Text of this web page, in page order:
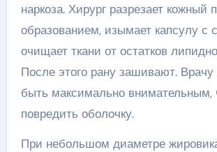
наркоза. Хирург разрезает кожный
образованием, изымает капсулу с
очищает ткани от остатков
После этого рану зашивают.
быть максимально внимательным,
повредить оболочку.
При небольшом диаметре